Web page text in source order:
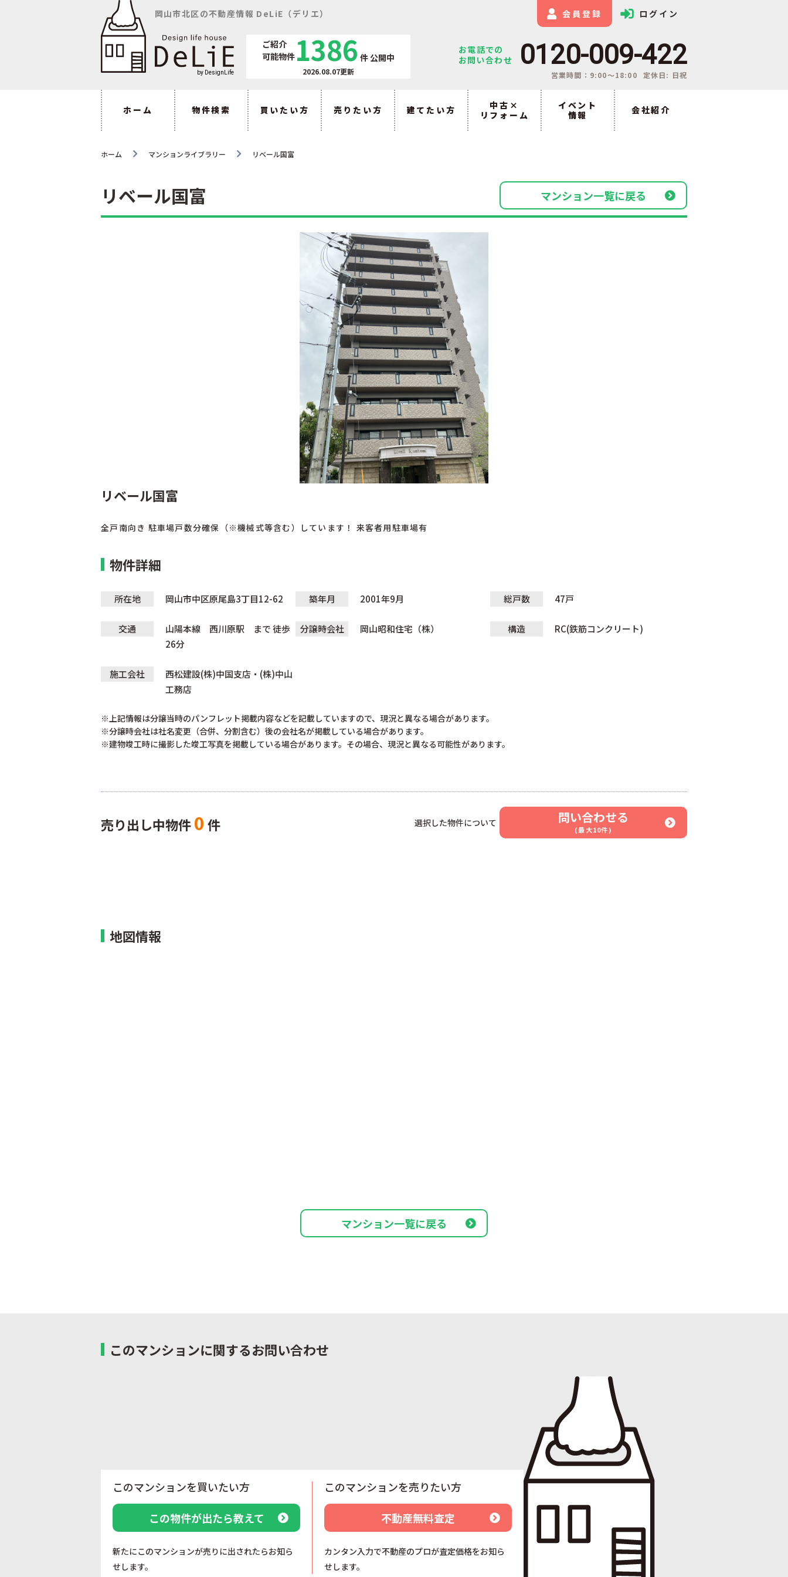
岡山市北区の不動産情報 DeLiE（デリエ） 会員登録 ログイン
ご紹介
可能物件1386 件公開中
2026.08.07更新
お電話での
お問い合わせ
0120-009-422
営業時間：9:00〜18:00 定休日: 日祝
ホーム 物件検索 買いたい方 売りたい方 建てたい方
中古×
リフォーム
イベント
情報
会社紹介
ホーム マンションライブラリー リベール国富
リベール国富 マンション一覧に戻る
リベール国富
全戸南向き 駐車場戸数分確保（※機械式等含む）しています！ 来客者用駐車場有
物件詳細
所在地 岡山市中区原尾島3丁目12-62 築年月 2001年9月 総戸数 47戸
交通
山陽本線 西川原駅 まで 徒歩
26分
分譲時会社 岡山昭和住宅（株） 構造 RC(鉄筋コンクリート)
施工会社
西松建設(株)中国支店・(株)中山
工務店
※上記情報は分譲当時のパンフレット掲載内容などを記載していますので、現況と異なる場合があります。
※分譲時会社は社名変更（合併、分割含む）後の会社名が掲載している場合があります。
※建物竣工時に撮影した竣工写真を掲載している場合があります。その場合、現況と異なる可能性があります。
売り出し中物件0 件 選択した物件について 問い合わせる
(最大10件)
地図情報
マンション一覧に戻る
このマンションに関するお問い合わせ
このマンションを買いたい方
この物件が出たら教えて
新たにこのマンションが売りに出されたらお知ら
せします。
このマンションを売りたい方
不動産無料査定
カンタン入力で不動産のプロが査定価格をお知ら
せします。